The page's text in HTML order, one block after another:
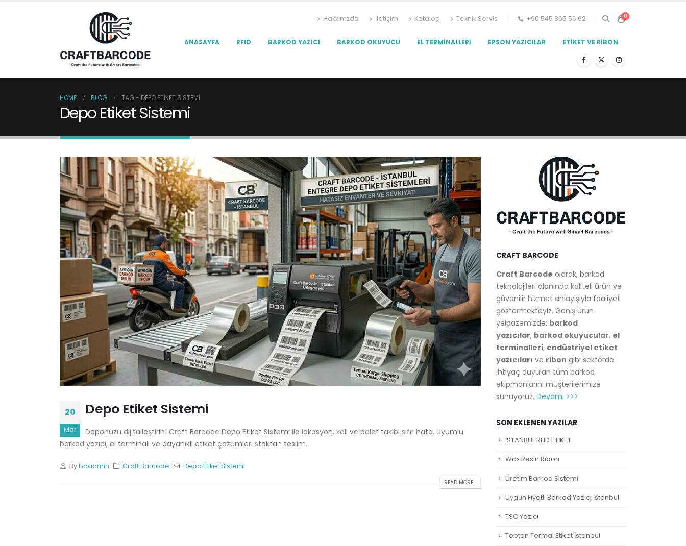
Hakkımzda İletişim Katalog Teknik Servis +90 545 865 56 62 0
ANASAYFA RFID BARKOD YAZICI BARKOD OKUYUCU EL TERMINALLERI EPSON YAZICILAR ETIKET VE RIBON
HOME BLOG TAG - DEPO ETIKET SISTEMI
Depo Etiket Sistemi
20
Mar
Depo Etiket Sistemi
Deponuzu dijitalleştirin! Craft Barcode Depo Etiket Sistemi ile lokasyon, koli ve palet takibi sıfır hata. Uyumlu
barkod yazıcı, el terminali ve dayanıklı etiket çözümleri stoktan teslim.
Bybbadmin Craft Barcode Depo Etiket Sistemi
READ MORE...
CRAFT BARCODE
Craft Barcode olarak, barkod
teknolojileri alanında kaliteli ürün ve
güvenilir hizmet anlayışıyla faaliyet
göstermekteyiz. Geniş ürün
yelpazemizde; barkod
yazıcılar, barkod okuyucular, el
terminalleri, endüstriyel etiket
yazıcıları ve ribon gibi sektörde
ihtiyaç duyulan tüm barkod
ekipmanlarını müşterilerimize
sunuyoruz. Devamı >>>
SON EKLENEN YAZILAR
İSTANBUL RFID ETİKET
Wax Resin Ribon
Üretim Barkod Sistemi
Uygun Fiyatlı Barkod Yazıcı İstanbul
TSC Yazıcı
Toptan Termal Etiket İstanbul